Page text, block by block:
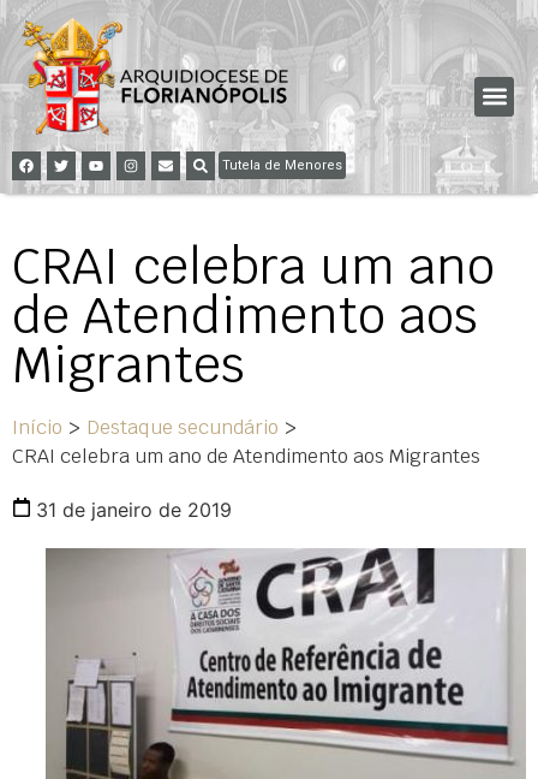
Tutela de Menores
CRAI celebra um ano
de Atendimento aos
Migrantes
Início > Destaque secundário >
CRAI celebra um ano de Atendimento aos Migrantes
31 de janeiro de 2019